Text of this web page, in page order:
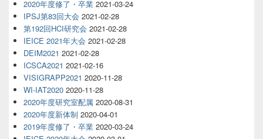
2020年度修了・卒業 2021-03-24
IPSJ第83回大会 2021-02-28
第192回HCI研究会 2021-02-28
IEICE 2021年大会 2021-02-28
DEIM2021 2021-02-28
ICSCA2021 2021-02-16
VISIGRAPP2021 2020-11-28
WI-IAT2020 2020-11-28
2020年度研究室配属 2020-08-31
2020年度新体制 2020-04-01
2019年度修了・卒業 2020-03-24